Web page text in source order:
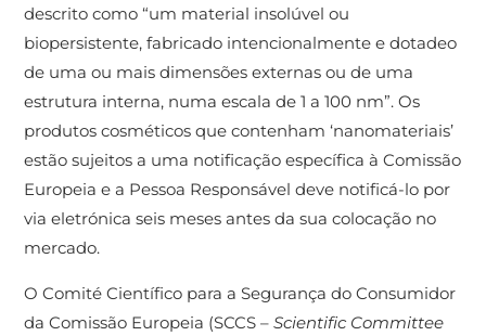
descrito como “um material insolúvel ou
biopersistente, fabricado intencionalmente e dotadeo
de uma ou mais dimensões externas ou de uma
estrutura interna, numa escala de 1 a 100 nm”. Os
produtos cosméticos que contenham ‘nanomateriais’
estão sujeitos a uma notificação específica à Comissão
Europeia e a Pessoa Responsável deve notificá-lo por
via eletrónica seis meses antes da sua colocação no
mercado.
O Comité Científico para a Segurança do Consumidor
da Comissão Europeia (SCCS –Scientific Committee